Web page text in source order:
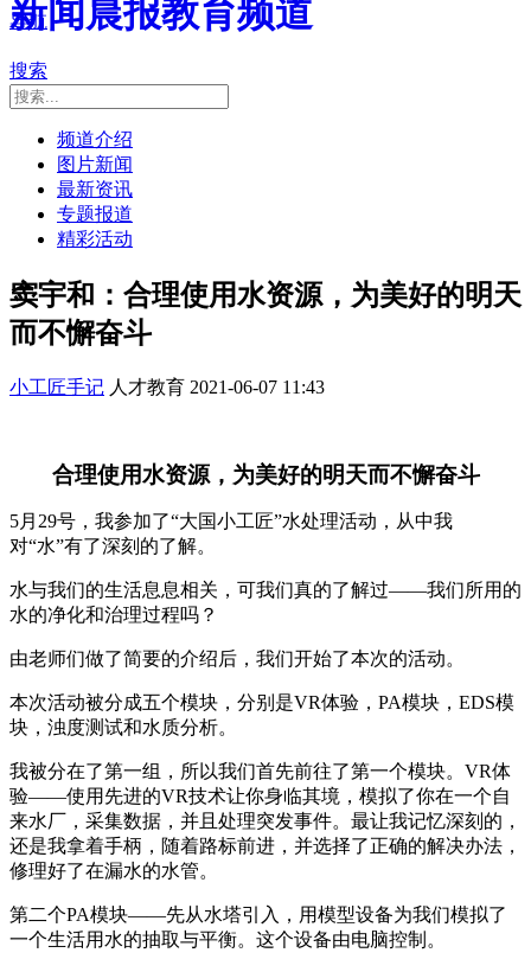
导航
新闻晨报教育频道
搜索
频道介绍
图片新闻
最新资讯
专题报道
精彩活动
窦宇和：合理使用水资源，为美好的明天
而不懈奋斗
小工匠手记 人才教育 2021-06-07 11:43
合理使用水资源，为美好的明天而不懈奋斗
5月29号，我参加了“大国小工匠”水处理活动，从中我
对“水”有了深刻的了解。
水与我们的生活息息相关，可我们真的了解过——我们所用的
水的净化和治理过程吗？
由老师们做了简要的介绍后，我们开始了本次的活动。
本次活动被分成五个模块，分别是VR体验，PA模块，EDS模
块，浊度测试和水质分析。
我被分在了第一组，所以我们首先前往了第一个模块。VR体
验——使用先进的VR技术让你身临其境，模拟了你在一个自
来水厂，采集数据，并且处理突发事件。最让我记忆深刻的，
还是我拿着手柄，随着路标前进，并选择了正确的解决办法，
修理好了在漏水的水管。
第二个PA模块——先从水塔引入，用模型设备为我们模拟了
一个生活用水的抽取与平衡。这个设备由电脑控制。